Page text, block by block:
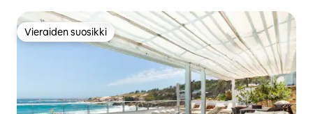
Vieraiden suosikki
Vieraiden suosikki